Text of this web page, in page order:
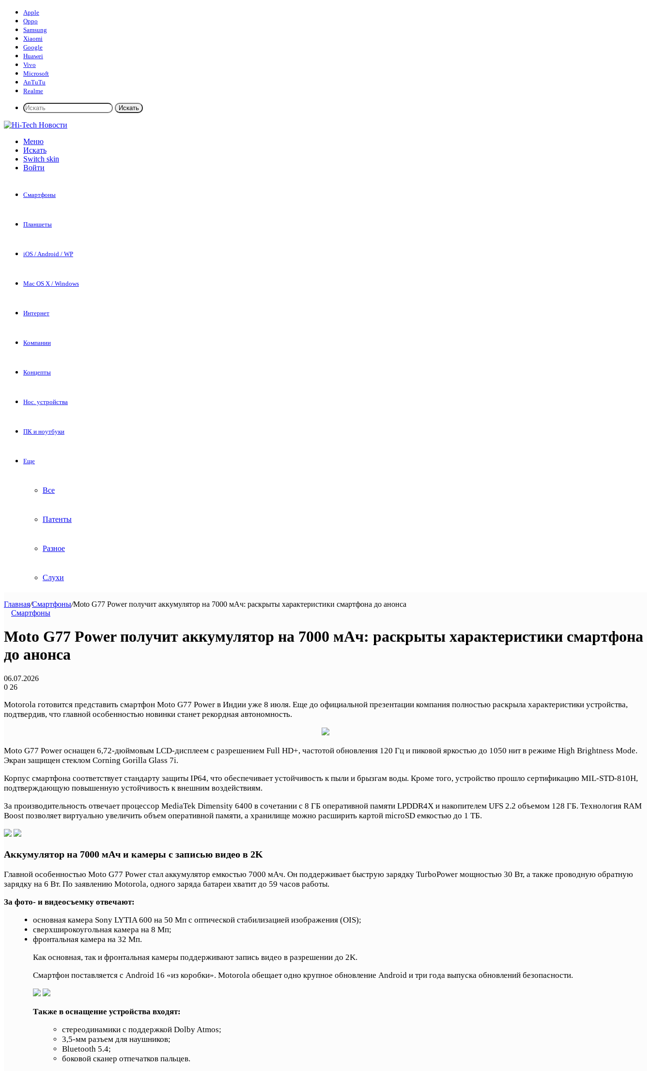
Apple
Oppo
Samsung
Xiaomi
Google
Huawei
Vivo
Microsoft
AnTuTu
Realme
Искать
Меню
Искать
Switch skin
Войти
Смартфоны
Планшеты
iOS / Android / WP
Mac OS X / Windows
Интернет
Компании
Концепты
Нос. устройства
ПК и ноутбуки
Еще
Все
Патенты
Разное
Слухи
Главная/Смартфоны/Moto G77 Power получит аккумулятор на 7000 мАч: раскрыты характеристики смартфона до анонса
Смартфоны
Moto G77 Power получит аккумулятор на 7000 мАч: раскрыты характеристики смартфона
до анонса
06.07.2026
0 26
Motorola готовится представить смартфон Moto G77 Power в Индии уже 8 июля. Еще до официальной презентации компания полностью раскрыла характеристики устройства,
подтвердив, что главной особенностью новинки станет рекордная автономность.
Moto G77 Power оснащен 6,72-дюймовым LCD-дисплеем с разрешением Full HD+, частотой обновления 120 Гц и пиковой яркостью до 1050 нит в режиме High Brightness Mode.
Экран защищен стеклом Corning Gorilla Glass 7i.
Корпус смартфона соответствует стандарту защиты IP64, что обеспечивает устойчивость к пыли и брызгам воды. Кроме того, устройство прошло сертификацию MIL-STD-810H,
подтверждающую повышенную устойчивость к внешним воздействиям.
За производительность отвечает процессор MediaTek Dimensity 6400 в сочетании с 8 ГБ оперативной памяти LPDDR4X и накопителем UFS 2.2 объемом 128 ГБ. Технология RAM
Boost позволяет виртуально увеличить объем оперативной памяти, а хранилище можно расширить картой microSD емкостью до 1 ТБ.
Аккумулятор на 7000 мАч и камеры с записью видео в 2K
Главной особенностью Moto G77 Power стал аккумулятор емкостью 7000 мАч. Он поддерживает быструю зарядку TurboPower мощностью 30 Вт, а также проводную обратную
зарядку на 6 Вт. По заявлению Motorola, одного заряда батареи хватит до 59 часов работы.
За фото- и видеосъемку отвечают:
основная камера Sony LYTIA 600 на 50 Мп с оптической стабилизацией изображения (OIS);
сверхширокоугольная камера на 8 Мп;
фронтальная камера на 32 Мп.
Как основная, так и фронтальная камеры поддерживают запись видео в разрешении до 2K.
Смартфон поставляется с Android 16 «из коробки». Motorola обещает одно крупное обновление Android и три года выпуска обновлений безопасности.
Также в оснащение устройства входят:
стереодинамики с поддержкой Dolby Atmos;
3,5-мм разъем для наушников;
Bluetooth 5.4;
боковой сканер отпечатков пальцев.